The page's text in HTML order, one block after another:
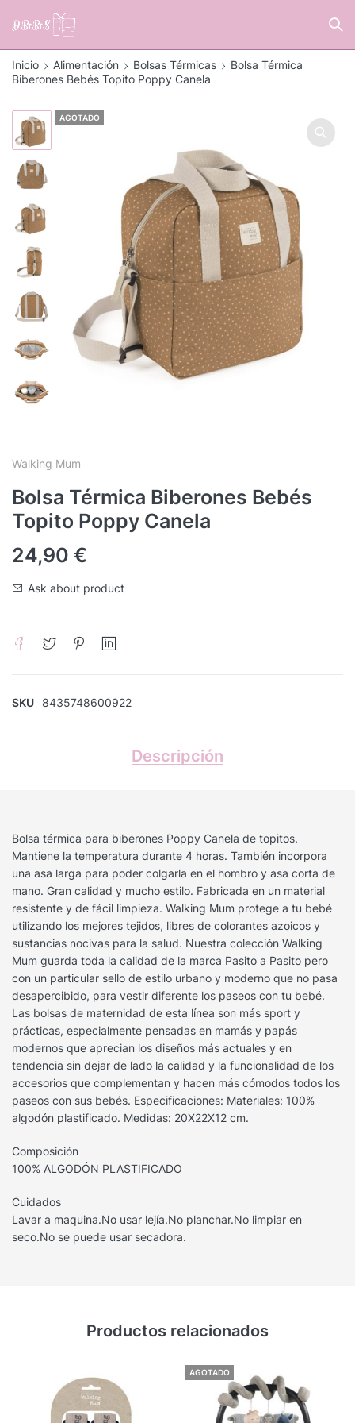
Inicio Alimentación Bolsas Térmicas
Bolsa Térmica
Biberones Bebés Topito Poppy Canela
AGOTADO
Walking Mum
Bolsa Térmica Biberones Bebés
Topito Poppy Canela
24,90 €
Ask about product
SKU 8435748600922
Descripción
Bolsa térmica para biberones Poppy Canela de topitos.
Mantiene la temperatura durante 4 horas. También incorpora
una asa larga para poder colgarla en el hombro y asa corta de
mano. Gran calidad y mucho estilo. Fabricada en un material
resistente y de fácil limpieza. Walking Mum protege a tu bebé
utilizando los mejores tejidos, libres de colorantes azoicos y
sustancias nocivas para la salud. Nuestra colección Walking
Mum guarda toda la calidad de la marca Pasito a Pasito pero
con un particular sello de estilo urbano y moderno que no pasa
desapercibido, para vestir diferente los paseos con tu bebé.
Las bolsas de maternidad de esta línea son más sport y
prácticas, especialmente pensadas en mamás y papás
modernos que aprecian los diseños más actuales y en
tendencia sin dejar de lado la calidad y la funcionalidad de los
accesorios que complementan y hacen más cómodos todos los
paseos con sus bebés. Especificaciones: Materiales: 100%
algodón plastificado. Medidas: 20X22X12 cm.
Composición
100% ALGODÓN PLASTIFICADO
Cuidados
Lavar a maquina.No usar lejía.No planchar.No limpiar en
seco.No se puede usar secadora.
Productos relacionados
AGOTADO